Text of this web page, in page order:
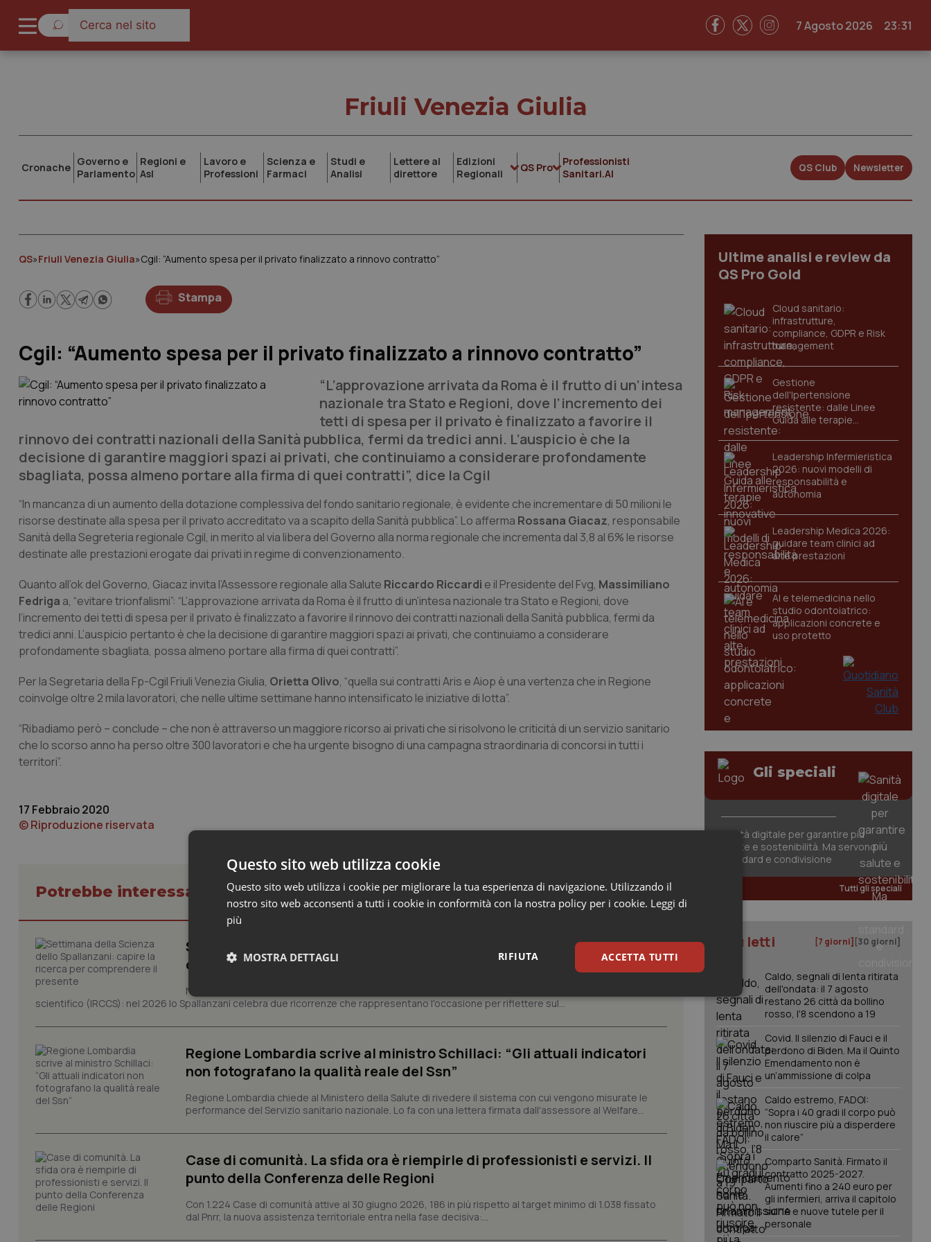
7 Agosto 2026 23:31
Friuli Venezia Giulia
Cronache Governo e
Parlamento
Regioni e
Asl
Lavoro e
Professioni
Scienza e
Farmaci
Studi e
Analisi
Lettere al
direttore
Edizioni
Regionali
QS Pro
Professionisti
Sanitari.AI
QS Club Newsletter
QS»Friuli Venezia Giulia»Cgil: “Aumento spesa per il privato finalizzato a rinnovo contratto”
Stampa
Cgil: “Aumento spesa per il privato finalizzato a rinnovo contratto”
“L’approvazione arrivata da Roma è il frutto di un’intesa
nazionale tra Stato e Regioni, dove l’incremento dei
tetti di spesa per il privato è finalizzato a favorire il
rinnovo dei contratti nazionali della Sanità pubblica, fermi da tredici anni. L’auspicio è che la
decisione di garantire maggiori spazi ai privati, che continuiamo a considerare profondamente
sbagliata, possa almeno portare alla firma di quei contratti”, dice la Cgil
“In mancanza di un aumento della dotazione complessiva del fondo sanitario regionale, è evidente che incrementare di 50 milioni le
risorse destinate alla spesa per il privato accreditato va a scapito della Sanità pubblica”. Lo afferma Rossana Giacaz, responsabile
Sanità della Segreteria regionale Cgil, in merito al via libera del Governo alla norma regionale che incrementa dal 3,8 al 6% le risorse
destinate alle prestazioni erogate dai privati in regime di convenzionamento.
Quanto all’ok del Governo, Giacaz invita l’Assessore regionale alla Salute Riccardo Riccardi e il Presidente del Fvg, Massimiliano
Fedriga a, “evitare trionfalismi”: “L’approvazione arrivata da Roma è il frutto di un’intesa nazionale tra Stato e Regioni, dove
l’incremento dei tetti di spesa per il privato è finalizzato a favorire il rinnovo dei contratti nazionali della Sanità pubblica, fermi da
tredici anni. L’auspicio pertanto è che la decisione di garantire maggiori spazi ai privati, che continuiamo a considerare
profondamente sbagliata, possa almeno portare alla firma di quei contratti”.
Per la Segretaria della Fp-Cgil Friuli Venezia Giulia, Orietta Olivo, “quella sui contratti Aris e Aiop è una vertenza che in Regione
coinvolge oltre 2 mila lavoratori, che nelle ultime settimane hanno intensificato le iniziative di lotta”.
“Ribadiamo però – conclude – che non è attraverso un maggiore ricorso ai privati che si risolvono le criticità di un servizio sanitario
che lo scorso anno ha perso oltre 300 lavoratori e che ha urgente bisogno di una campagna straordinaria di concorsi in tutti i
territori”.
17 Febbraio 2020
© Riproduzione riservata
Potrebbe interessarti in Friuli Venezia Giulia
Settimana della Scienza dello Spallanzani: capire la ricerca per
comprendere il presente
Novant'anni dalla fondazione e trent'anni dal riconoscimento come Istituto di ricovero e cura a carattere
scientifico (IRCCS): nel 2026 lo Spallanzani celebra due ricorrenze che rappresentano l'occasione per riflettere sul...
Regione Lombardia scrive al ministro Schillaci: “Gli attuali indicatori
non fotografano la qualità reale del Ssn”
Regione Lombardia chiede al Ministero della Salute di rivedere il sistema con cui vengono misurate le
performance del Servizio sanitario nazionale. Lo fa con una lettera firmata dall'assessore al Welfare...
Case di comunità. La sfida ora è riempirle di professionisti e servizi. Il
punto della Conferenza delle Regioni
Con 1.224 Case di comunità attive al 30 giugno 2026, 186 in più rispetto al target minimo di 1.038 fissato
dal Pnrr, la nuova assistenza territoriale entra nella fase decisiva:...
Ultime analisi e review da
QS Pro Gold
Cloud sanitario:
infrastrutture,
compliance, GDPR e Risk
management
Gestione
dell'Ipertensione
resistente: dalle Linee
Guida alle terapie
innovative
Leadership Infermieristica
2026: nuovi modelli di
responsabilità e
autonomia
Leadership Medica 2026:
guidare team clinici ad
alte prestazioni
AI e telemedicina nello
studio odontoiatrico:
applicazioni concrete e
uso protetto
Gli speciali
Sanità digitale per garantire più
salute e sostenibilità. Ma servono
standard e condivisione
Tutti gli speciali
I più letti [7 giorni] [30 giorni]
Caldo, segnali di lenta ritirata
dell'ondata: il 7 agosto
restano 26 città da bollino
rosso, l'8 scendono a 19
Covid. Il silenzio di Fauci e il
perdono di Biden. Ma il Quinto
Emendamento non è
un’ammissione di colpa
Caldo estremo, FADOI:
“Sopra i 40 gradi il corpo può
non riuscire più a disperdere
il calore”
Comparto Sanità. Firmato il
contratto 2025-2027.
Aumenti fino a 240 euro per
gli infermieri, arriva il capitolo
sull'IA e nuove tutele per il
personale
Questo sito web utilizza cookie
Questo sito web utilizza i cookie per migliorare la tua esperienza di navigazione. Utilizzando il
nostro sito web acconsenti a tutti i cookie in conformità con la nostra policy per i cookie. Leggi di
più
ACCETTA TUTTI
RIFIUTA
MOSTRA DETTAGLI
Necessari Statistici Marketing
Necessari Statistici Marketing
e l'accesso alle aree protette del sito. Il sito web non è in grado di funzionare correttamente senza questi cookie.
/ Dominio Scadenza
Descrizione
VISITOR_PRIVACY_METADATA
YouTube
.youtube.com
del visitatore riguardo a varie politiche e
impostazioni sulla privacy, garantendo che le loro